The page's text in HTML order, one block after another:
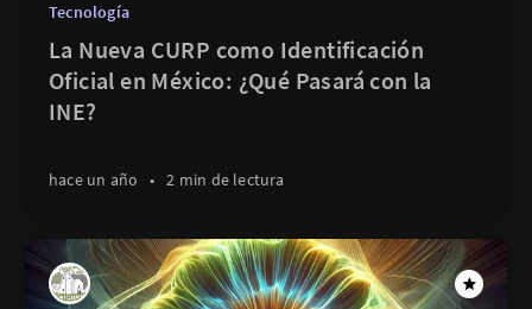
Tecnología
La Nueva CURP como Identificación
Oficial en México: ¿Qué Pasará con la
INE?
hace un año • 2 min de lectura